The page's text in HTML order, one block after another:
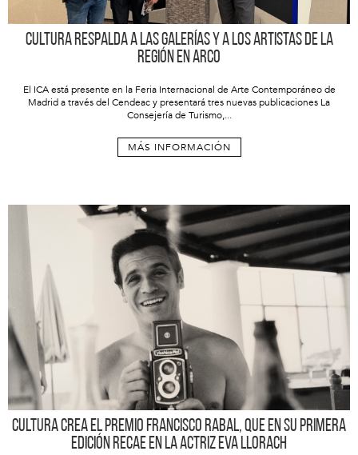
Cultura respalda a las galerías y a los artistas de la
Región en ARCO
El ICA está presente en la Feria Internacional de Arte Contemporáneo de
Madrid a través del Cendeac y presentará tres nuevas publicaciones La
Consejería de Turismo,...
MÁS INFORMACIÓN
Cultura crea el Premio Francisco Rabal, que en su primera
edición recae en la actriz Eva Llorach